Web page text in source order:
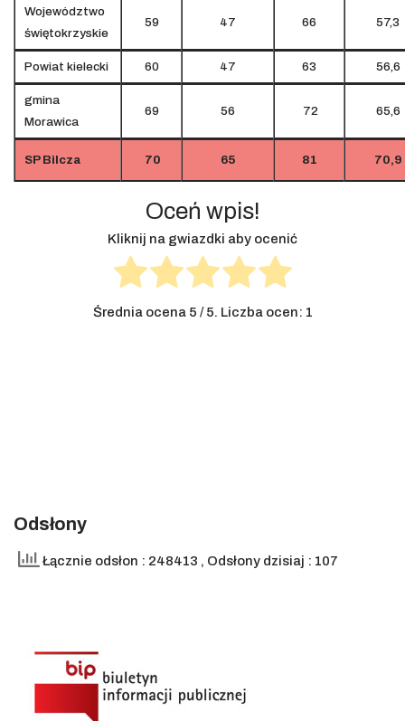
Województwo
świętokrzyskie
59 47 66 57,3
Powiat kielecki 60 47 63 56,6
gmina
Morawica
69 56 72 65,6
SP Bilcza 70 65 81 70,9
Oceń wpis!
Kliknij na gwiazdki aby ocenić
Średnia ocena 5 / 5. Liczba ocen: 1
Odsłony
Łącznie odsłon : 248413 , Odsłony dzisiaj : 107